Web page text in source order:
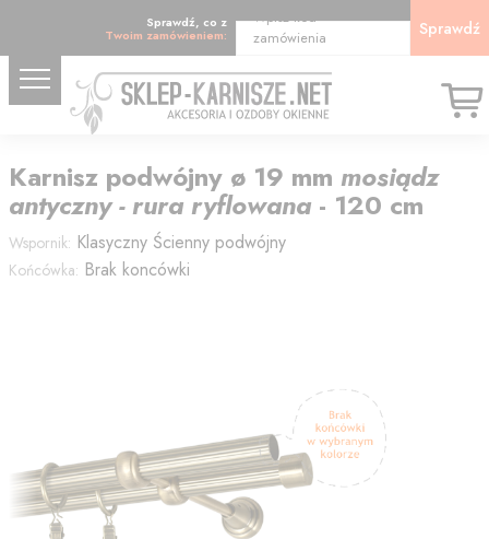
Sprawdź, co z
Twoim zamówieniem:
Wpisz kod
zamówienia
Sprawdź
Karnisz podwójny ø 19 mm mosiądz
antyczny - rura ryflowana - 120 cm
Wspornik: Klasyczny Ścienny podwójny
Końcówka: Brak koncówki